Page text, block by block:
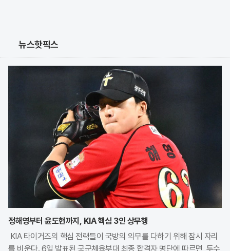
뉴스핫픽스
정해영부터 윤도현까지, KIA 핵심 3인 상무행
KIA 타이거즈의 핵심 전력들이 국방의 의무를 다하기 위해 잠시 자리
를 비운다. 6일 발표된 국군체육부대 최종 합격자 명단에 따르면, 투수